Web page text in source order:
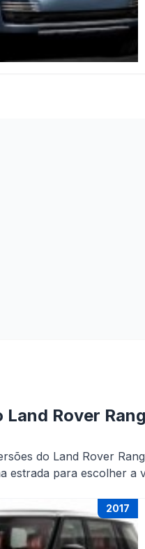
Land Rover
do Land Rover
estrada para escolher a
2017